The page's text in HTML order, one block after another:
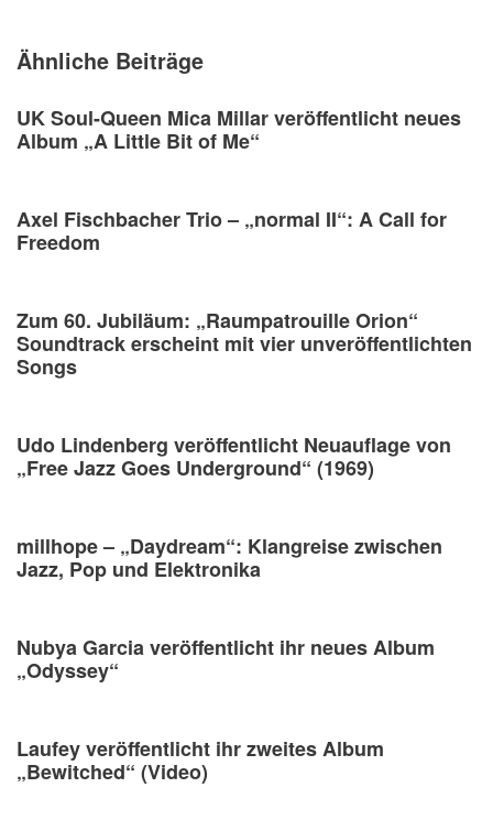
Ähnliche Beiträge
UK Soul-Queen Mica Millar veröffentlicht neues
Album „A Little Bit of Me“
Axel Fischbacher Trio – „normal II“: A Call for
Freedom
Zum 60. Jubiläum: „Raumpatrouille Orion“
Soundtrack erscheint mit vier unveröffentlichten
Songs
Udo Lindenberg veröffentlicht Neuauflage von
„Free Jazz Goes Underground“ (1969)
millhope – „Daydream“: Klangreise zwischen
Jazz, Pop und Elektronika
Nubya Garcia veröffentlicht ihr neues Album
„Odyssey“
Laufey veröffentlicht ihr zweites Album
„Bewitched“ (Video)